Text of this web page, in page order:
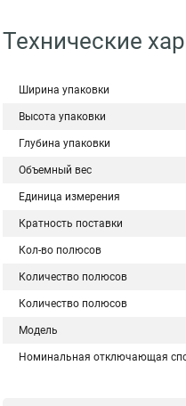
Технические
Ширина упаковки
Высота упаковки
Глубина упаковки
Объемный вес
Единица измерения
Кратность поставки
Кол-во полюсов
Количество полюсов
Количество полюсов
Модель
Номинальная отключающая